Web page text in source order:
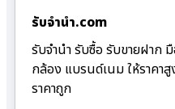
รับจํานํา.com
รับจำนำ รับซื้อ รับขายฝาก
กล้อง แบรนด์เนม ให้ราคา
ราคาถูก